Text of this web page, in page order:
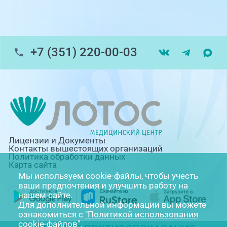
помощь)
Профосмотры, ул.Труда, 183Б
г. Златоуст, ул. Щербакова 2, строение 1
(ЦАОП)
+7 (351) 220-00-03
Лицензии и Документы
Контакты вышестоящих организаций
Политика обработки данных
Карта сайта
Мы используем cookie-файлы, чтобы учесть
ваши предпочтения и улучшить работу на
нашем сайте.
Для дополнительной информации вы можете
ознакомиться с "Политикой использования
cookie-файлов".